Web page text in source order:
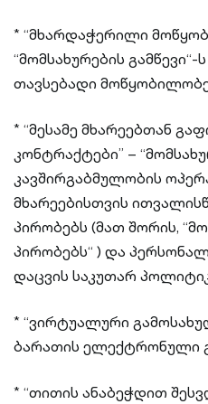
* “მხარდაჭერილი
“მომსახურების გამწევი“-
თავსებადი
* “მესამე მხარეებთან
კონტრაქტები” –
კავშირგაბმულობის
მხარეებისთვის
პირობებს (მათ შორის,
პირობებს“ ) და
დაცვის საკუთარ
* “ვირტუალური
ბარათის ელექტრონული
* “თითის ანაბეჭდით